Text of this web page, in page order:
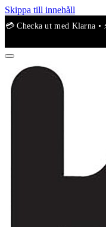
Skippa till innehåll